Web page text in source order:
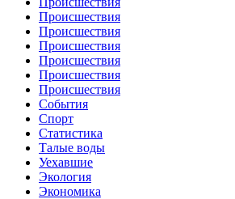
Происшествия
Происшествия
Происшествия
Происшествия
Происшествия
Происшествия
События
Спорт
Статистика
Талые воды
Уехавшие
Экология
Экономика